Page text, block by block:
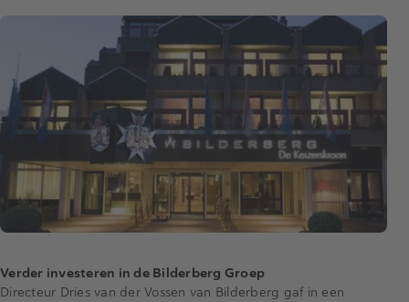
Verder investeren in de Bilderberg Groep
Directeur Dries van der Vossen van Bilderberg gaf in een